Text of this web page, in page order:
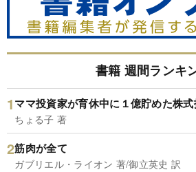
書籍 週間ランキ
ママ投資家が育休中に１億貯めた株
ちょる子 著
筋肉が全て
ガブリエル・ライオン 著/御立英史 訳